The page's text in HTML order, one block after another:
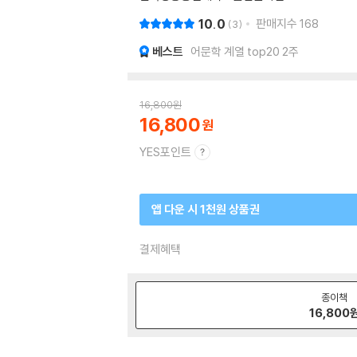
10.0 3 판매지수 168
베스트 어문학 계열 top20 2주
16,800원
16,800
YES포인트
앱 다운 시 1천원 상품권
결제혜택
종이책
16,800